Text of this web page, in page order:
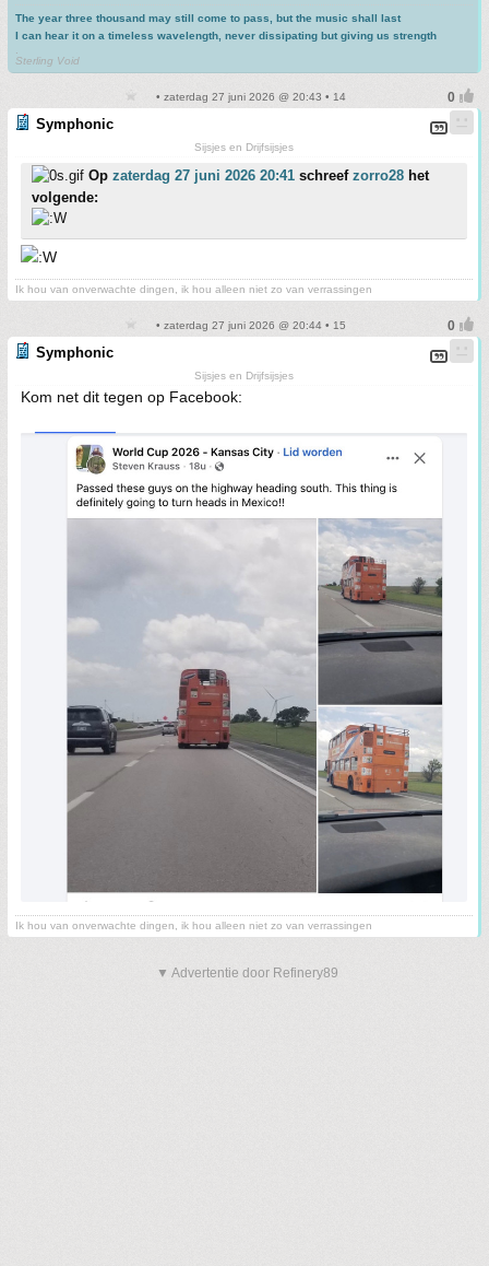
The year three thousand may still come to pass, but the music shall last
I can hear it on a timeless wavelength, never dissipating but giving us strength
Sterling Void
• zaterdag 27 juni 2026 @ 20:43 • 14
Symphonic
Sijsjes en Drijfsijsjes
Op zaterdag 27 juni 2026 20:41 schreef zorro28 het
volgende:
Ik hou van onverwachte dingen, ik hou alleen niet zo van verrassingen
• zaterdag 27 juni 2026 @ 20:44 • 15
Symphonic
Sijsjes en Drijfsijsjes
Kom net dit tegen op Facebook:
Ik hou van onverwachte dingen, ik hou alleen niet zo van verrassingen
▼ Advertentie door Refinery89